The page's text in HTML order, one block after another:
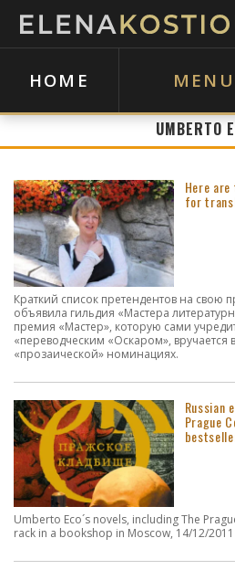
HOME MENU
UMBERTO
Here
for
Краткий список претендентов на
объявила гильдия «Мастера
премия «Мастер», которую сами
«переводческим «Оскаром», вручается
«прозаической» номинациях.
Russian
Prague
Umberto Eco´s novels, including The
rack in a bookshop in Moscow, 14/12/2011